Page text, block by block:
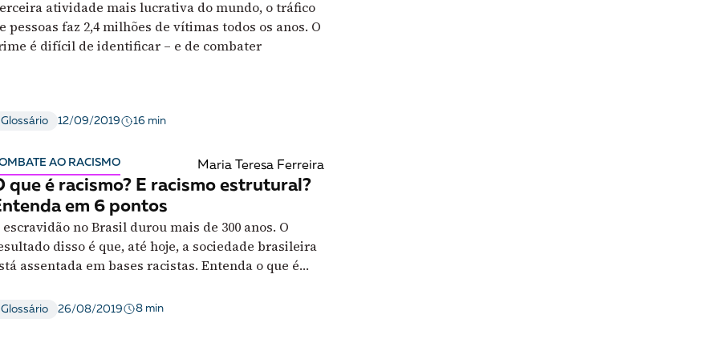
atividade mais lucrativa do mundo, o tráfico
pessoas faz 2,4 milhões de vítimas todos os anos. O
é difícil de identificar – e de combater
Glossário 12/09/2019 16 min
AO RACISMO Maria Teresa Ferreira
que é racismo? E racismo estrutural?
em 6 pontos
escravidão no Brasil durou mais de 300 anos. O
disso é que, até hoje, a sociedade brasileira
assentada em bases racistas. Entenda o que é
estrutural, e quais as consequências do
Glossário 26/08/2019 8 min